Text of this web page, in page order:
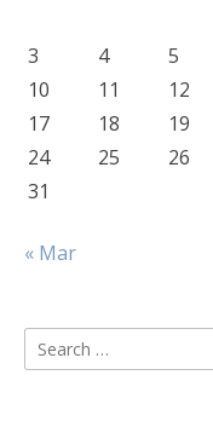
3
4 5
10
11 12
17
18 19
24
25 26
31
« Mar
Search
for: